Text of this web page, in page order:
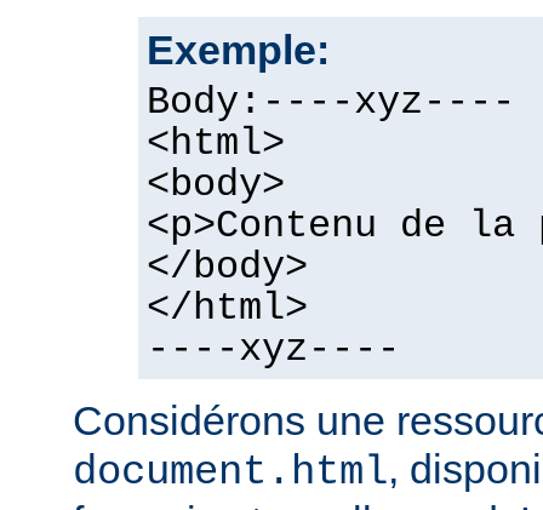
Exemple:
Body:----xyz----
<html>
<body>
<p>Contenu de la
</body>
</html>
----xyz----
Considérons une
document.html,